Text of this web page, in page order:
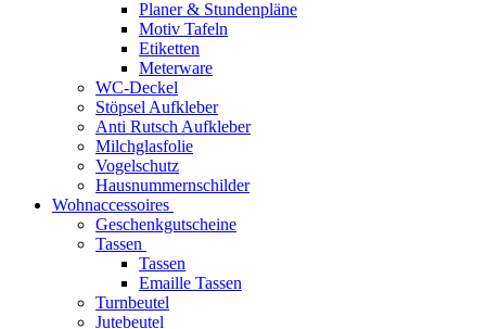
Planer & Stundenpläne
Motiv Tafeln
Etiketten
Meterware
WC-Deckel
Stöpsel Aufkleber
Anti Rutsch Aufkleber
Milchglasfolie
Vogelschutz
Hausnummernschilder
Wohnaccessoires
Geschenkgutscheine
Tassen
Tassen
Emaille Tassen
Turnbeutel
Jutebeutel